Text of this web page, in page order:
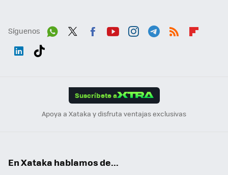
Síguenos
Suscríbete a
Apoya a Xataka y disfruta ventajas exclusivas
En Xataka hablamos de...